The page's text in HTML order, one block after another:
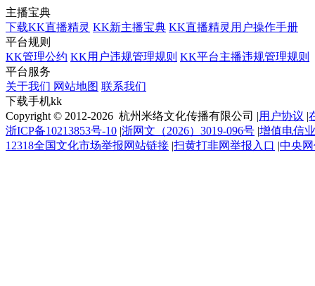
主播宝典
下载KK直播精灵 KK新主播宝典 KK直播精灵用户操作手册
平台规则
KK管理公约 KK用户违规管理规则 KK平台主播违规管理规则
平台服务
关于我们 网站地图 联系我们
下载手机kk
Copyright © 2012-2026 杭州米络文化传播有限公司 |用户协议 |
浙ICP备10213853号-10 |浙网文（2026）3019-096号 |增值电信
12318全国文化市场举报网站链接 |扫黄打非网举报入口 |中央